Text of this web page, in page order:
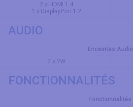
2 x HDMI 1.4
1 x DisplayPort 1.2
AUDIO
Enceintes Audio
2 x 2W
FONCTIONNALITÉS
Fonctionnalités